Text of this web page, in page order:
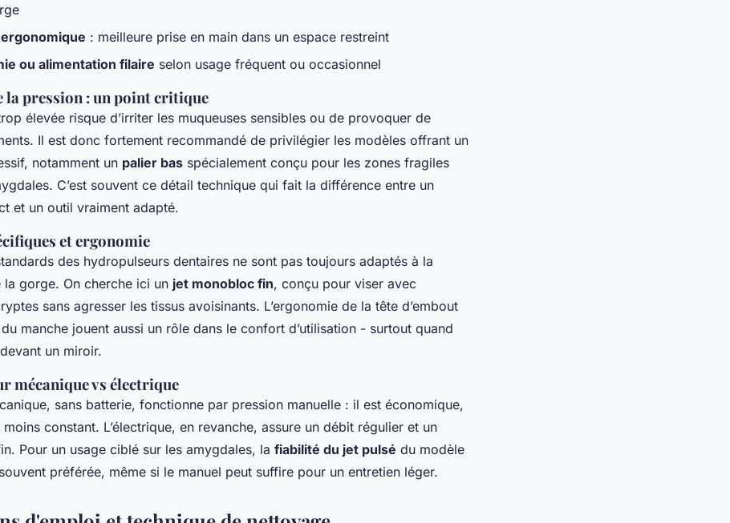
: meilleure prise en main dans un espace restreint
ou alimentation filaire selon usage fréquent ou occasionnel
la pression : un point critique
élevée risque d’irriter les muqueuses sensibles ou de provoquer de
Il est donc fortement recommandé de privilégier les modèles offrant un
notamment un palier bas spécialement conçu pour les zones fragiles
C’est souvent ce détail technique qui fait la différence entre un
et un outil vraiment adapté.
et ergonomie
des hydropulseurs dentaires ne sont pas toujours adaptés à la
gorge. On cherche ici un jet monobloc fin, conçu pour viser avec
sans agresser les tissus avoisinants. L’ergonomie de la tête d’embout
manche jouent aussi un rôle dans le confort d’utilisation - surtout quand
un miroir.
mécanique vs électrique
sans batterie, fonctionne par pression manuelle : il est économique,
constant. L’électrique, en revanche, assure un débit régulier et un
Pour un usage ciblé sur les amygdales, la fiabilité du jet pulsé du modèle
préférée, même si le manuel peut suffire pour un entretien léger.